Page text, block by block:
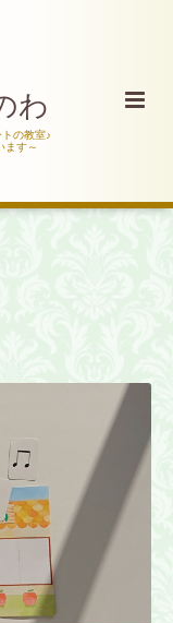
わ
の教室♪
ます～